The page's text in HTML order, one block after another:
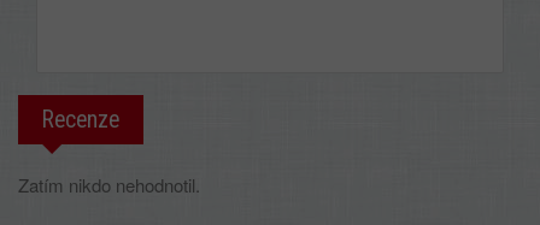
Recenze
Zatím nikdo nehodnotil.